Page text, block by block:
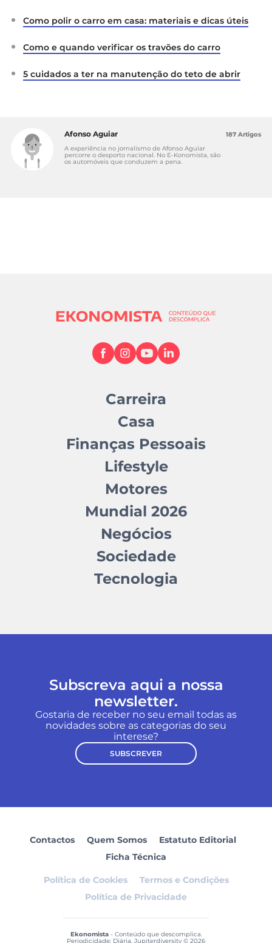
Como polir o carro em casa: materiais e dicas úteis
Como e quando verificar os travões do carro
5 cuidados a ter na manutenção do teto de abrir
Afonso Aguiar
A experiência no jornalismo de Afonso Aguiar
percorre o desporto nacional. No E-Konomista, são
os automóveis que conduzem a pena.
187 Artigos
Carreira
Casa
Finanças Pessoais
Lifestyle
Motores
Mundial 2026
Negócios
Sociedade
Tecnologia
Subscreva aqui a nossa
newsletter.
Gostaria de receber no seu email todas as
novidades sobre as categorias do seu
interese?
SUBSCREVER
Contactos Quem Somos
Estatuto Editorial
Ficha Técnica
Política de Cookies
Termos e Condições
Política de Privacidade
Ekonomista- Conteúdo que descomplica.
Periodicidade: Diária. Jupiterdiversity © 2026